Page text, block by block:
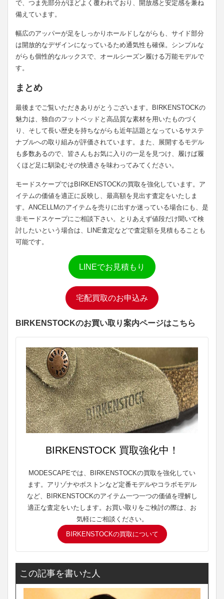
で、つま先部分がほどよく覆われており、開放感と安定感を兼ね
備えています。
幅広のアッパーが足をしっかりホールドしながらも、サイド部分
は開放的なデザインになっているため通気性も確保。シンプルな
がらも個性的なルックスで、オールシーズン履ける万能モデルで
す。
まとめ
最後までご覧いただきありがとうございます。BIRKENSTOCKの
魅力は、独自のフットベッドと高品質な素材を用いたものづく
り、そして長い歴史を持ちながらも近年話題となっているサステ
ナブルへの取り組みが評価されています。また、展開するモデル
も多数あるので、皆さんもお気に入りの一足を見つけ、履けば履
くほど足に馴染むその快適さを味わってみてください。
モードスケープではBIRKENSTOCKの買取を強化しています。ア
イテムの価値を適正に反映し、最高額を見出す査定をいたしま
す。ANCELLMのアイテムを売りに出すか迷っている場合にも、是
非モードスケープにご相談下さい。とりあえず値段だけ聞いて検
討したいという場合は、LINE査定などで査定額を見積もることも
可能です。
LINEでお見積もり
宅配買取のお申込み
BIRKENSTOCKのお買い取り案内ページはこちら
BIRKENSTOCK 買取強化中！
MODESCAPEでは、BIRKENSTOCKの買取を強化してい
ます。アリゾナやボストンなど定番モデルやコラボモデル
など、BIRKENSTOCKのアイテム一つ一つの価値を理解し
適正な査定をいたします。お買い取りをご検討の際は、お
気軽にご相談ください。
BIRKENSTOCKの買取について
この記事を書いた人